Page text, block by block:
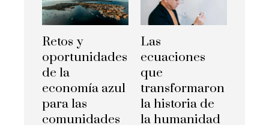
Retos y
oportunidades
de la
economía azul
para las
comunidades
Las
ecuaciones
que
transformaron
la historia de
la humanidad